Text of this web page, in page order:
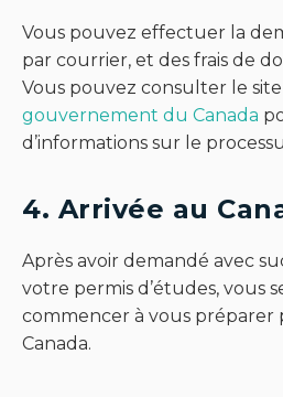
Vous pouvez effectuer la
par courrier, et des frais de
Vous pouvez consulter le site
gouvernement du Canada
d’informations sur le
4. Arrivée au
Après avoir demandé avec
votre permis d’études, vous
commencer à vous préparer
Canada.